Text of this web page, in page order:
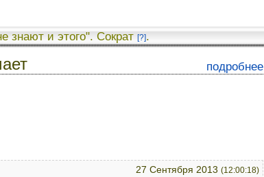
знают и этого". Сократ [?].
подробнее
27 Сентября 2013 (12:00:18)